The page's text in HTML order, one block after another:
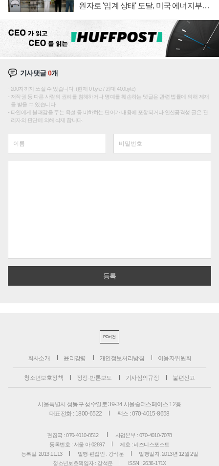
원자로 '임계 상태' 도달, 미국 에너지부
기사댓글0개
200자까지 쓰실 수 있습니다. (현재 0 byte / 최대 400byte)
저작권 등 다른 사람의 권리를 침해하거나 명예를 훼손하는 댓글은 관련 법률에 의해 제재
를 받을 수 있습니다.
타인에게 불쾌감을 주는 욕설 등 비하하는 단어가 내용에 포함되거나 인신공격성 글은 관
리자의 판단에 의해 삭제 합니다.
PC버전
회사소개 윤리강령 개인정보처리방침 이용자위원회
청소년보호정책 정정·반론보도 기사심의규정 불편신고
서울특별시 성동구 성수일로 39-34 서울숲더스페이스 12층
대표전화 : 1800-6522
팩스 : 070-4015-8658
편집국 : 070-4010-8512
사업본부 : 070-4010-7078
등록번호 : 서울 아 02897
제호 : 비즈니스포스트
등록일: 2013.11.13
발행·편집인 : 강석운
발행일자: 2013년 12월 2일
청소년보호책임자 : 강석운
ISSN : 2636-171X